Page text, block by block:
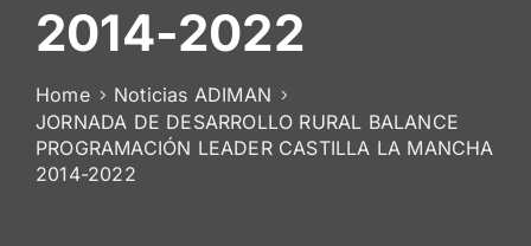
2014-2022
Home
Noticias ADIMAN
JORNADA DE DESARROLLO RURAL BALANCE
PROGRAMACIÓN LEADER CASTILLA LA MANCHA
2014-2022